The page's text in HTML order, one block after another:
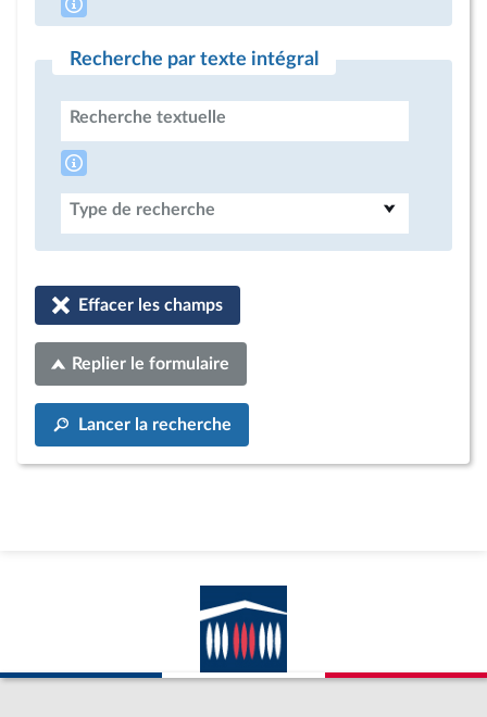
Recherche par texte intégral
Recherche textuelle
Type de recherche
Effacer les champs
Replier le formulaire
Lancer la recherche